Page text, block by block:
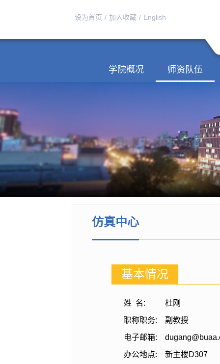
设为首页 / 加入收藏 / English
学院概况 师资队伍
仿真中心
基本情况
姓 名: 杜刚
职称职务: 副教授
电子邮箱:
办公地点: 新主楼D307